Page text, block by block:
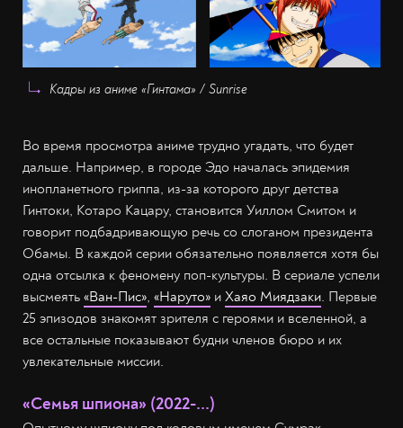
Кадры из аниме «Гинтама» / Sunrise
Во время просмотра аниме трудно угадать, что будет
дальше. Например, в городе Эдо началась эпидемия
инопланетного гриппа, из-за которого друг детства
Гинтоки, Котаро Кацару, становится Уиллом Смитом и
говорит подбадривающую речь со слоганом президента
Обамы. В каждой серии обязательно появляется хотя бы
одна отсылка к феномену поп-культуры. В сериале успели
высмеять «Ван-Пис», «Наруто» и Хаяо Миядзаки. Первые
25 эпизодов знакомят зрителя с героями и вселенной, а
все остальные показывают будни членов бюро и их
увлекательные миссии.
«Семья шпиона» (2022-...)